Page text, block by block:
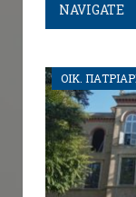
NAVIGATE
ΟΙΚ.